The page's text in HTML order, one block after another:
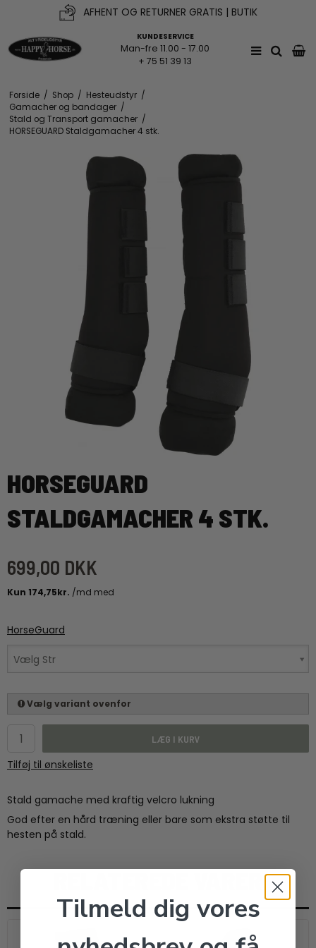
AFHENT OG RETURNER GRATIS | BUTIK
KUNDESERVICE
Man-fre 11.00 - 17.00
+ 75 51 39 13
Forside / Shop / Hesteudstyr /
Gamacher og bandager /
Stald og Transport gamacher /
HORSEGUARD Staldgamacher 4 stk.
HORSEGUARD
STALDGAMACHER 4 STK.
699,00 DKK
HorseGuard
Vælg Str
Vælg variant ovenfor
LÆG I KURV
Tilføj til ønskeliste
Stald gamache med kraftig velcro lukning
God efter en hård træning eller bare som ekstra støtte til
hesten på stald.
Tilmeld dig vores